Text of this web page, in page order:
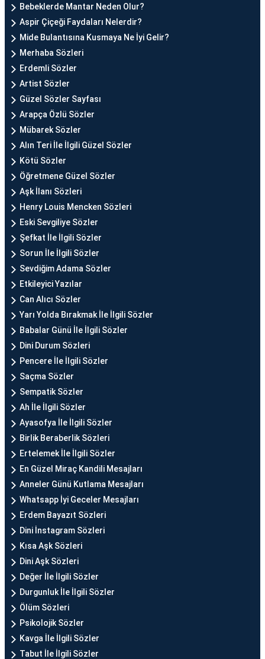
Bebeklerde Mantar Neden Olur?
Aspir Çiçeği Faydaları Nelerdir?
Mide Bulantısına Kusmaya Ne İyi Gelir?
Merhaba Sözleri
Erdemli Sözler
Artist Sözler
Güzel Sözler Sayfası
Arapça Özlü Sözler
Mübarek Sözler
Alın Teri İle İlgili Güzel Sözler
Kötü Sözler
Öğretmene Güzel Sözler
Aşk İlanı Sözleri
Henry Louis Mencken Sözleri
Eski Sevgiliye Sözler
Şefkat İle İlgili Sözler
Sorun İle İlgili Sözler
Sevdiğim Adama Sözler
Etkileyici Yazılar
Can Alıcı Sözler
Yarı Yolda Bırakmak İle İlgili Sözler
Babalar Günü İle İlgili Sözler
Dini Durum Sözleri
Pencere İle İlgili Sözler
Saçma Sözler
Sempatik Sözler
Ah İle İlgili Sözler
Ayasofya İle İlgili Sözler
Birlik Beraberlik Sözleri
Ertelemek İle İlgili Sözler
En Güzel Miraç Kandili Mesajları
Anneler Günü Kutlama Mesajları
Whatsapp İyi Geceler Mesajları
Erdem Bayazıt Sözleri
Dini İnstagram Sözleri
Kısa Aşk Sözleri
Dini Aşk Sözleri
Değer İle İlgili Sözler
Durgunluk İle İlgili Sözler
Ölüm Sözleri
Psikolojik Sözler
Kavga İle İlgili Sözler
Tabut İle İlgili Sözler